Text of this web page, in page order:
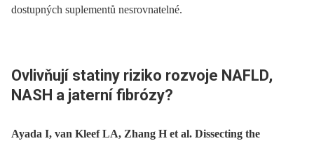
dostupných suplementů nesrovnatelné.
Ovlivňují statiny riziko rozvoje NAFLD,
NASH a jaterní fibrózy?
Ayada I, van Kleef LA, Zhang H et al. Dissecting the